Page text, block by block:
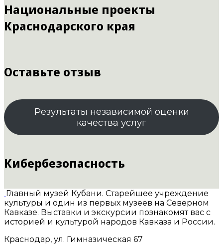
Национальные проекты
Краснодарского края
Оставьте отзыв
Результаты независимой оценки
качества услуг
Кибербезопасность
Главный музей Кубани. Старейшее учреждение
культуры и один из первых музеев на Северном
Кавказе. Выставки и экскурсии познакомят вас с
историей и культурой народов Кавказа и России.
Краснодар, ул. Гимназическая 67